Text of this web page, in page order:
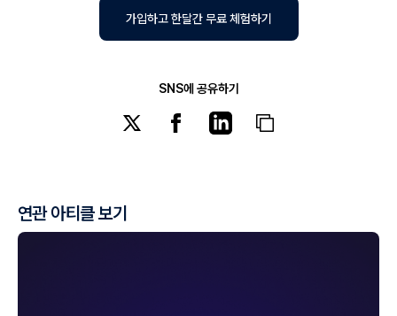
가입하고 한달간 무료 체험하기
SNS에 공유하기
연관 아티클 보기